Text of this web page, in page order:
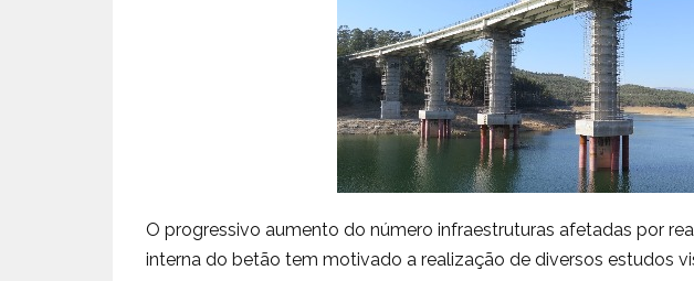
O progressivo aumento do número infraestruturas afetadas por
interna do betão tem motivado a realização de diversos estudos